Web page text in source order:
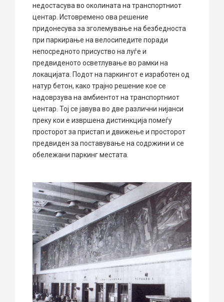
недостасува во околината на транспортниот
центар. Истовремено ова решение
придонесува за зголемување на безбедноста
при паркирање на велосипедите поради
непосредното присуство на луѓе и
предвиденото осветлување во рамки на
локацијата. Подот на паркингот е изработен од
натур бетон, како трајно решение кое се
надоврзува на амбиентот на транспортниот
центар. Тој се јавува во две различни нијанси
преку кои е извршена дистинкција помеѓу
просторот за пристап и движење и просторот
предвиден за поставување на содржини и се
обележани паркинг местата.